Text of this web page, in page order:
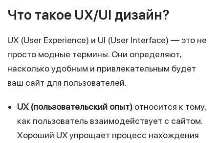
Что такое UX/UI дизайн?
UX (User Experience) и UI (User Interface) — это не
просто модные термины. Они определяют,
насколько удобным и привлекательным будет
ваш сайт для пользователей.
UX (пользовательский опыт) относится к тому,
как пользователь взаимодействует с сайтом.
Хороший UX упрощает процесс нахождения